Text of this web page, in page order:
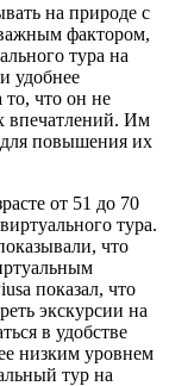
на природе с
фактором,
тура на
удобнее
то, что он не
впечатлений. Им
повышения их
от 51 до 70
тура.
что
показал, что
экскурсии на
в удобстве
низким уровнем
тур на